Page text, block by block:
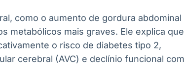
como o aumento de gordura abdominal
metabólicos mais graves. Ele explica que
o risco de diabetes tipo 2,
cerebral (AVC) e declínio funcional com